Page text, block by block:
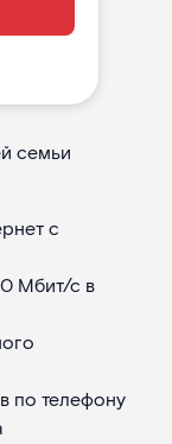
семьи
с
Мбит/с в
по телефону